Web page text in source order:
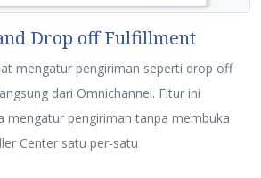
Drop off Fulfillment
mengatur pengiriman seperti drop off
dari Omnichannel. Fitur ini
mengatur pengiriman tanpa membuka
Center satu per-satu